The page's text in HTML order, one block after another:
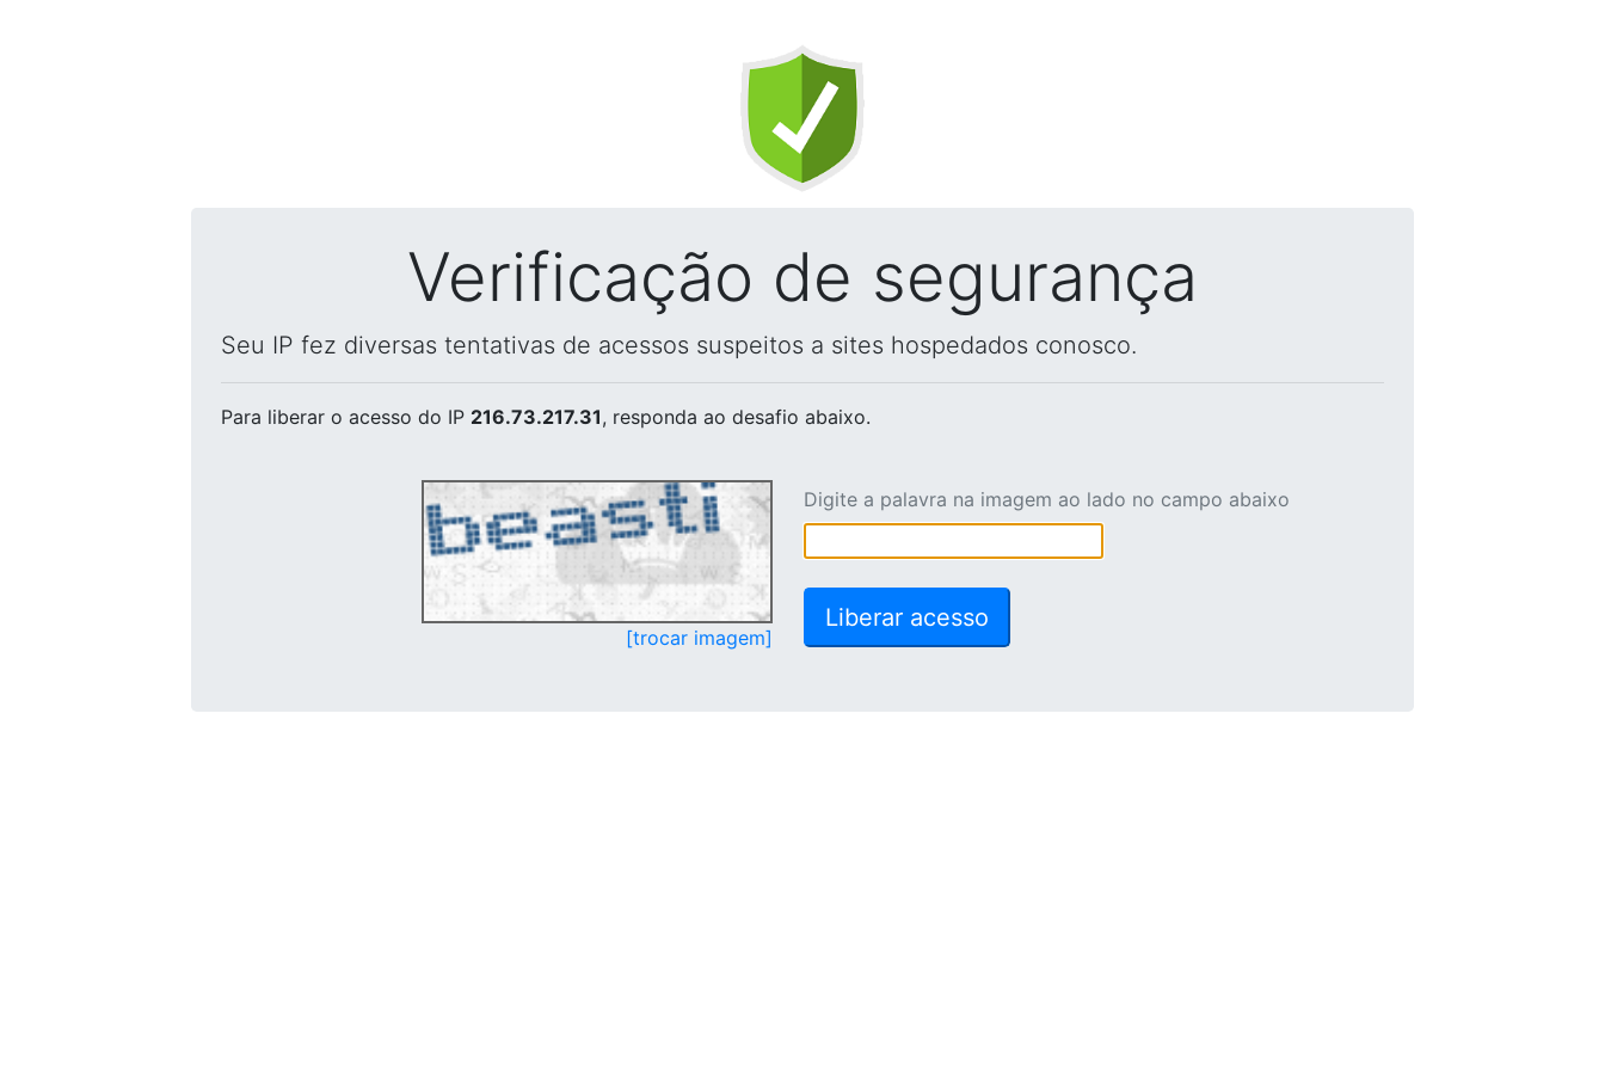
Verificação de segurança
Seu IP fez diversas tentativas de acessos suspeitos a sites hospedados conosco.
Para liberar o acesso do IP 216.73.217.31, responda ao desafio abaixo.
[trocar imagem]
Digite a palavra na imagem ao lado no campo abaixo